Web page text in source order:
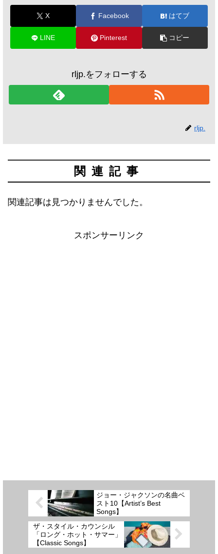
X Facebook はてブ
LINE Pinterest コピー
rljp.をフォローする
rljp.
関連記事
関連記事は見つかりませんでした。
スポンサーリンク
ジョー・ジャクソンの名曲ベ
スト10【Artist’s Best
Songs】
ザ・スタイル・カウンシル
「ロング・ホット・サマー」
【Classic Songs】